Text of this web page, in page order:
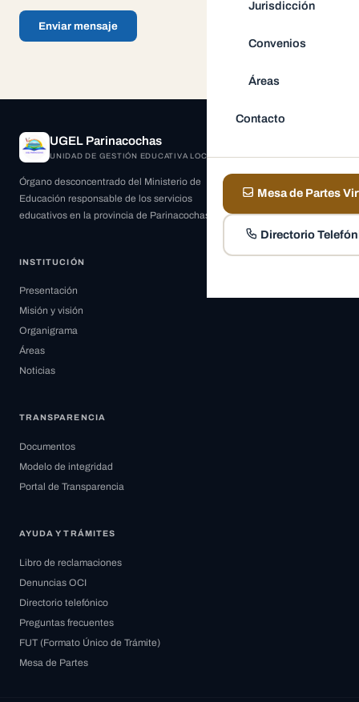
Jurisdicción
Convenios
Áreas
Contacto
Mesa de Partes
Directorio
Enviar mensaje
UGEL Parinacochas
UNIDAD DE GESTIÓN EDUCATIVA LOCAL
Órgano desconcentrado del Ministerio de
Educación responsable de los servicios
educativos en la provincia de Parinacochas.
INSTITUCIÓN
Presentación
Misión y visión
Organigrama
Áreas
Noticias
TRANSPARENCIA
Documentos
Modelo de integridad
Portal de Transparencia
AYUDA Y TRÁMITES
Libro de reclamaciones
Denuncias OCI
Directorio telefónico
Preguntas frecuentes
FUT (Formato Único de Trámite)
Mesa de Partes